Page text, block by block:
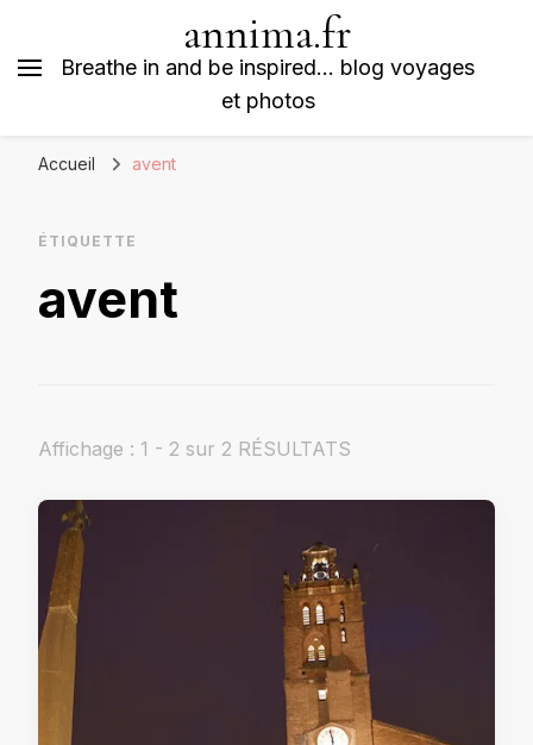
annima.fr
Breathe in and be inspired… blog voyages
et photos
Accueil avent
ÉTIQUETTE
avent
Affichage : 1 - 2 sur 2 RÉSULTATS